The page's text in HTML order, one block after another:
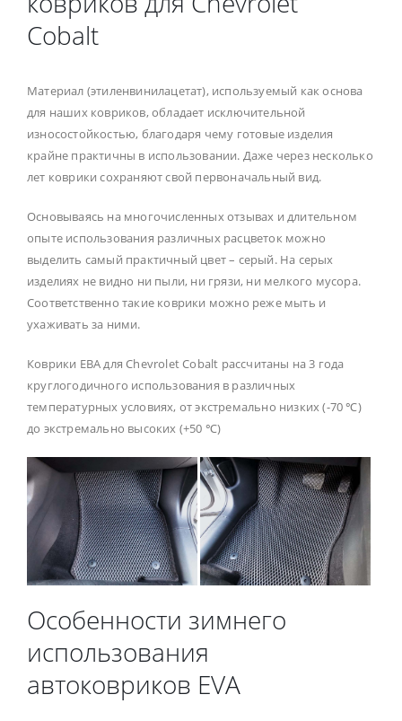
Cobalt
Материал (этиленвинилацетат), используемый как основа
для наших ковриков, обладает исключительной
износостойкостью, благодаря чему готовые изделия
крайне практичны в использовании. Даже через несколько
лет коврики сохраняют свой первоначальный вид.
Основываясь на многочисленных отзывах и длительном
опыте использования различных расцветок можно
выделить самый практичный цвет – серый. На серых
изделиях не видно ни пыли, ни грязи, ни мелкого мусора.
Соответственно такие коврики можно реже мыть и
ухаживать за ними.
Коврики ЕВА для Chevrolet Cobalt рассчитаны на 3 года
круглогодичного использования в различных
температурных условиях, от экстремально низких (-70 ℃)
до экстремально высоких (+50 ℃)
Особенности зимнего
использования
автоковриков EVA